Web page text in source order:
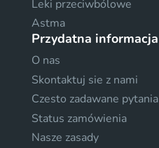
Leki przeciwbólowe
Astma
Przydatna informacja
O nas
Skontaktuj sie z nami
Czesto zadawane pytania
Status zamówienia
Nasze zasady